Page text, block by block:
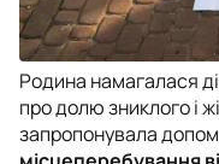
Родина намагалася
про долю зниклого і
запропонувала